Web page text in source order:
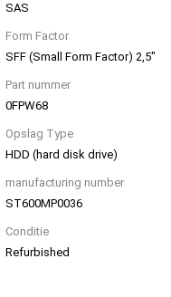
SAS
Form Factor
SFF (Small Form Factor) 2,5"
Part nummer
0FPW68
Opslag Type
HDD (hard disk drive)
manufacturing number
ST600MP0036
Conditie
Refurbished